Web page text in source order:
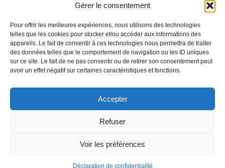
Gérer le consentement
Pour offrir les meilleures expériences, nous utilisons des technologies
telles que les cookies pour stocker et/ou accéder aux informations des
appareils. Le fait de consentir à ces technologies nous permettra de traiter
des données telles que le comportement de navigation ou les ID uniques
sur ce site. Le fait de ne pas consentir ou de retirer son consentement peut
avoir un effet négatif sur certaines caractéristiques et fonctions.
Accepter
Refuser
Voir les préférences
Déclaration de confidentialité
Archives
Archives
Bibliographie
© Brasserie de Dinant (anciens établissements Laurent et Stévenart) 2006-2026 -